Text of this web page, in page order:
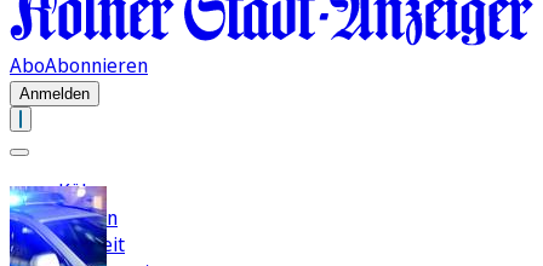
AboAbonnieren
Anmelden
Köln
Region
Freizeit